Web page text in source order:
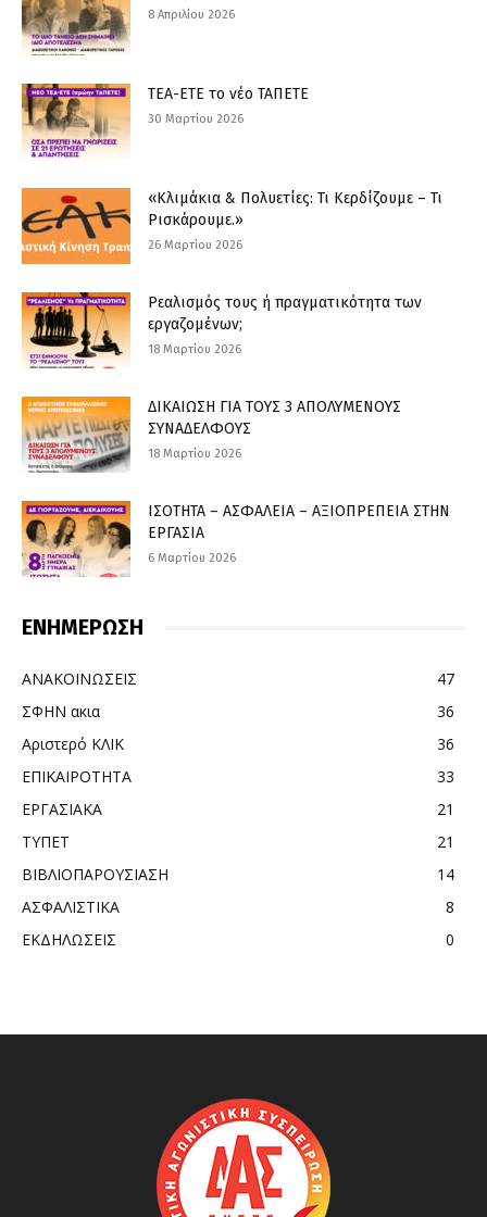
8 Απριλίου 2026
ΤΕΑ-ΕΤΕ το νέο ΤΑΠΕΤΕ
30 Μαρτίου 2026
«Κλιμάκια & Πολυετίες: Τι Κερδίζουμε – Τι
Ρισκάρουμε.»
26 Μαρτίου 2026
Ρεαλισμός τους ή πραγματικότητα των
εργαζομένων;
18 Μαρτίου 2026
ΔΙΚΑΙΩΣΗ ΓΙΑ ΤΟΥΣ 3 ΑΠΟΛΥΜΕΝΟΥΣ
ΣΥΝΑΔΕΛΦΟΥΣ
18 Μαρτίου 2026
ΙΣΟΤΗΤΑ – ΑΣΦΑΛΕΙΑ – ΑΞΙΟΠΡΕΠΕΙΑ ΣΤΗΝ
ΕΡΓΑΣΙΑ
6 Μαρτίου 2026
ΕΝΗΜΕΡΩΣΗ
ΑΝΑΚΟΙΝΩΣΕΙΣ
47
ΣΦΗΝ ακια
36
Αριστερό ΚΛΙΚ
36
ΕΠΙΚΑΙΡΟΤΗΤΑ
33
ΕΡΓΑΣΙΑΚΑ
21
ΤΥΠΕΤ
21
ΒΙΒΛΙΟΠΑΡΟΥΣΙΑΣΗ
14
ΑΣΦΑΛΙΣΤΙΚΑ
8
ΕΚΔΗΛΩΣΕΙΣ
0